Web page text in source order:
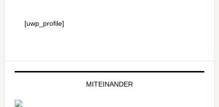
[uwp_profile]
MITEINANDER